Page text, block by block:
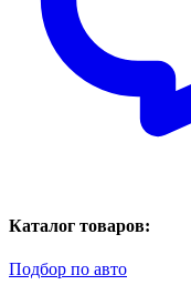
Каталог товаров:
Подбор по авто